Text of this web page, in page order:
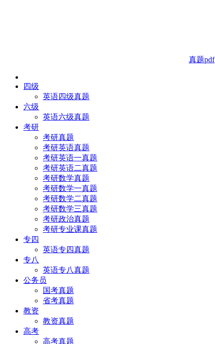
真题pdf
四级
英语四级真题
六级
英语六级真题
考研
考研真题
考研英语真题
考研英语一真题
考研英语二真题
考研数学真题
考研数学一真题
考研数学二真题
考研数学三真题
考研政治真题
考研专业课真题
专四
英语专四真题
专八
英语专八真题
公务员
国考真题
省考真题
教资
教资真题
高考
高考真题